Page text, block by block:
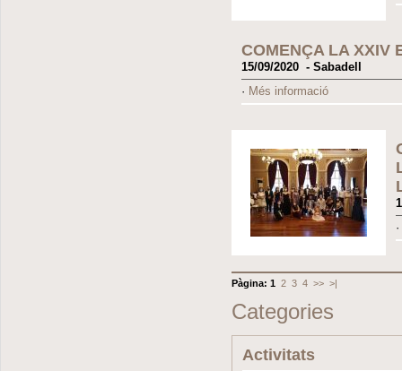
COMENÇA LA XXIV
15/09/2020 - Sabadell
· Més informació
·
Pàgina: 1 2 3 4 >> >|
Categories
Activitats